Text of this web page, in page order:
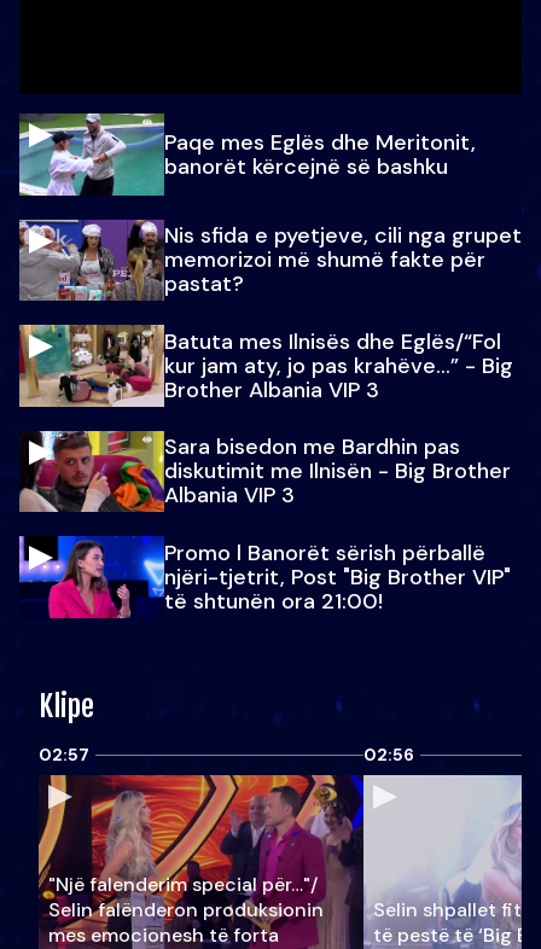
Paqe mes Eglës dhe Meritonit,
banorët kërcejnë së bashku
Nis sfida e pyetjeve, cili nga grupet
memorizoi më shumë fakte për
pastat?
Batuta mes Ilnisës dhe Eglës/“Fol
kur jam aty, jo pas krahëve…” - Big
Brother Albania VIP 3
Sara bisedon me Bardhin pas
diskutimit me Ilnisën - Big Brother
Albania VIP 3
Promo l Banorët sërish përballë
njëri-tjetrit, Post "Big Brother VIP"
të shtunën ora 21:00!
Klipe
02:57
"Një falenderim special për…"/
Selin falënderon produksionin
mes emocionesh të forta
02:56
Selin shpallet
të pestë të ‘Big